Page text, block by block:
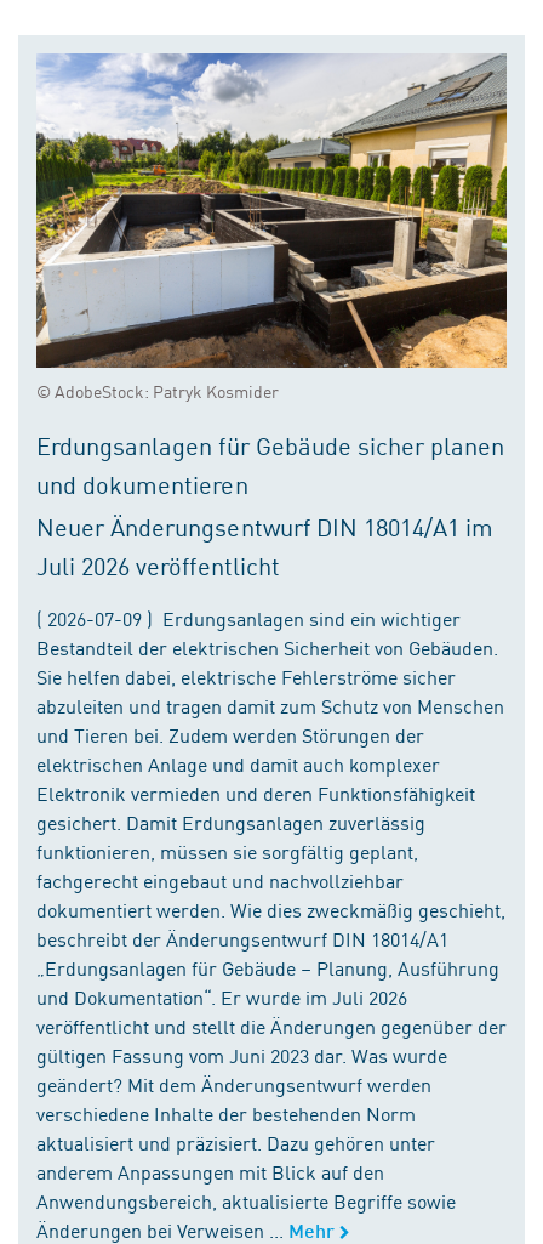
© AdobeStock: Patryk Kosmider
Erdungsanlagen für Gebäude sicher planen
und dokumentieren
Neuer Änderungsentwurf DIN 18014/A1 im
Juli 2026 veröffentlicht
( 2026-07-09 ) Erdungsanlagen sind ein wichtiger
Bestandteil der elektrischen Sicherheit von Gebäuden.
Sie helfen dabei, elektrische Fehlerströme sicher
abzuleiten und tragen damit zum Schutz von Menschen
und Tieren bei. Zudem werden Störungen der
elektrischen Anlage und damit auch komplexer
Elektronik vermieden und deren Funktionsfähigkeit
gesichert. Damit Erdungsanlagen zuverlässig
funktionieren, müssen sie sorgfältig geplant,
fachgerecht eingebaut und nachvollziehbar
dokumentiert werden. Wie dies zweckmäßig geschieht,
beschreibt der Änderungsentwurf DIN 18014/A1
„Erdungsanlagen für Gebäude – Planung, Ausführung
und Dokumentation“. Er wurde im Juli 2026
veröffentlicht und stellt die Änderungen gegenüber der
gültigen Fassung vom Juni 2023 dar. Was wurde
geändert? Mit dem Änderungsentwurf werden
verschiedene Inhalte der bestehenden Norm
aktualisiert und präzisiert. Dazu gehören unter
anderem Anpassungen mit Blick auf den
Anwendungsbereich, aktualisierte Begriffe sowie
Änderungen bei Verweisen ...
Mehr